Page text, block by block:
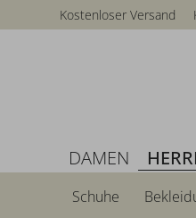
Kostenloser Versand
DAMEN
Schuhe